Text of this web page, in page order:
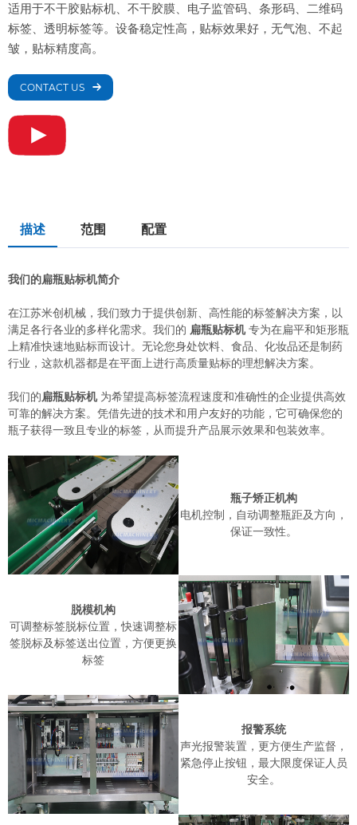
适用于不干胶贴标机、不干胶膜、电子监管码、条形码、二维码
标签、透明标签等。设备稳定性高，贴标效果好，无气泡、不起
皱，贴标精度高。
CONTACT US
描述 范围 配置
我们的扁瓶贴标机简介
在江苏米创机械，我们致力于提供创新、高性能的标签解决方案，以
满足各行各业的多样化需求。我们的 扁瓶贴标机专为在扁平和矩形瓶
上精准快速地贴标而设计。无论您身处饮料、食品、化妆品还是制药
行业，这款机器都是在平面上进行高质量贴标的理想解决方案。
我们的扁瓶贴标机为希望提高标签流程速度和准确性的企业提供高效
可靠的解决方案。凭借先进的技术和用户友好的功能，它可确保您的
瓶子获得一致且专业的标签，从而提升产品展示效果和包装效率。
瓶子矫正机构
电机控制，自动调整瓶距及方向，
保证一致性。
脱模机构
可调整标签脱标位置，快速调整标
签脱标及标签送出位置，方便更换
标签
报警系统
声光报警装置，更方便生产监督，
紧急停止按钮，最大限度保证人员
安全。